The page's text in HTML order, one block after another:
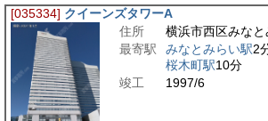
[035334] クイーンズタワーA
住所
横浜市西区みな
最寄駅
みなとみらい駅2
桜木町駅10分
竣工
1997/6